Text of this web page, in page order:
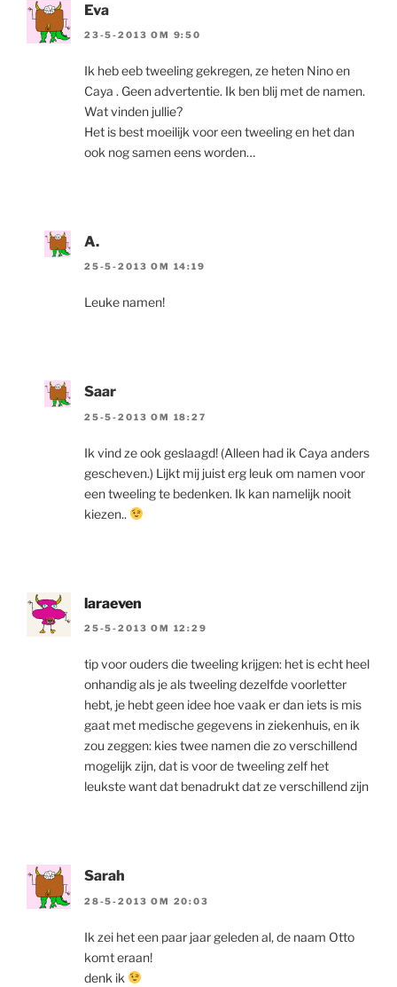
Eva
23-5-2013 OM 9:50
Ik heb eeb tweeling gekregen, ze heten Nino en
Caya . Geen advertentie. Ik ben blij met de namen.
Wat vinden jullie?
Het is best moeilijk voor een tweeling en het dan
ook nog samen eens worden…
A.
25-5-2013 OM 14:19
Leuke namen!
Saar
25-5-2013 OM 18:27
Ik vind ze ook geslaagd! (Alleen had ik Caya anders
gescheven.) Lijkt mij juist erg leuk om namen voor
een tweeling te bedenken. Ik kan namelijk nooit
kiezen..
laraeven
25-5-2013 OM 12:29
tip voor ouders die tweeling krijgen: het is echt heel
onhandig als je als tweeling dezelfde voorletter
hebt, je hebt geen idee hoe vaak er dan iets is mis
gaat met medische gegevens in ziekenhuis, en ik
zou zeggen: kies twee namen die zo verschillend
mogelijk zijn, dat is voor de tweeling zelf het
leukste want dat benadrukt dat ze verschillend zijn
Sarah
28-5-2013 OM 20:03
Ik zei het een paar jaar geleden al, de naam Otto
komt eraan!
denk ik